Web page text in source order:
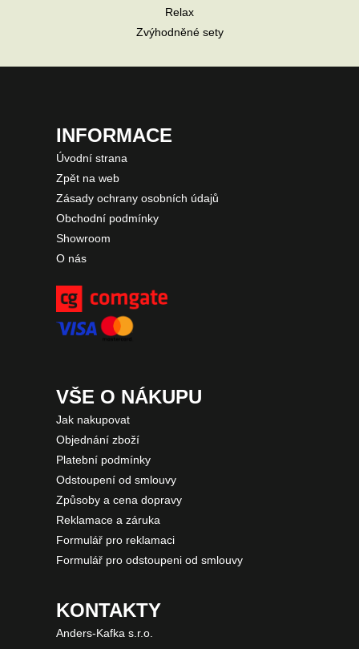
Relax
Zvýhodněné sety
INFORMACE
Úvodní strana
Zpět na web
Zásady ochrany osobních údajů
Obchodní podmínky
Showroom
O nás
VŠE O NÁKUPU
Jak nakupovat
Objednání zboží
Platební podmínky
Odstoupení od smlouvy
Způsoby a cena dopravy
Reklamace a záruka
Formulář pro reklamaci
Formulář pro odstoupeni od smlouvy
KONTAKTY
Anders-Kafka s.r.o.